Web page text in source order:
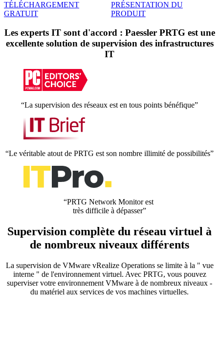
TÉLÉCHARGEMENT
GRATUIT
PRÉSENTATION DU
PRODUIT
Les experts IT sont d'accord : Paessler PRTG est une
excellente solution de supervision des infrastructures
IT
“La supervision des réseaux est en tous points bénéfique”
“Le véritable atout de PRTG est son nombre illimité de possibilités”
“PRTG Network Monitor est
très difficile à dépasser”
Supervision complète du réseau virtuel à
de nombreux niveaux différents
La supervision de VMware vRealize Operations se limite à la " vue
interne " de l'environnement virtuel. Avec PRTG, vous pouvez
superviser votre environnement VMware à de nombreux niveaux -
du matériel aux services de vos machines virtuelles.